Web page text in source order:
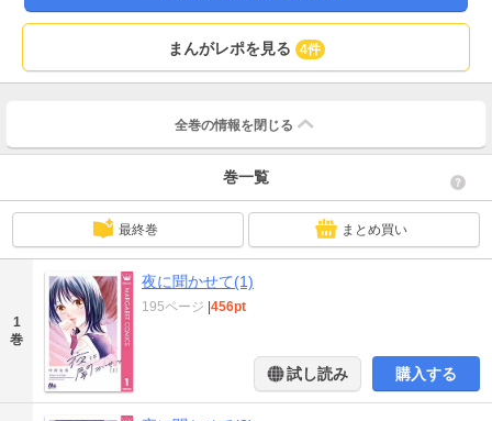
まんがレポを見る 4件
全巻の情報を 閉じる
巻一覧
最終巻 まとめ買い
1
巻
夜に聞かせて(1)
195ページ 456pt
試し読み 購入する